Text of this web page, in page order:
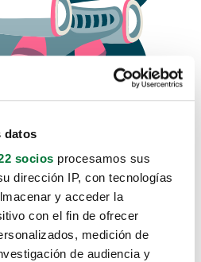
datos
socios procesamos sus
dirección IP, con tecnologías
y acceder la
con el fin de ofrecer
medición de
de audiencia y
sabemos como
hasta aquí.